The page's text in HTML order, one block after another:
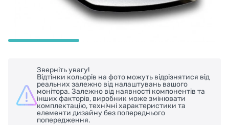
Зверніть увагу!
Відтінки кольорів на фото можуть відрізнятися від
реальних залежно від налаштувань вашого
монітора. Залежно від наявності компонентів та
інших факторів, виробник може змінювати
комплектацію, технічні характеристики та
елементи дизайну без попереднього
попередження.